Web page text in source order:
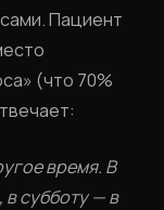
Пациент
(что 70%
время. В
в субботу — в